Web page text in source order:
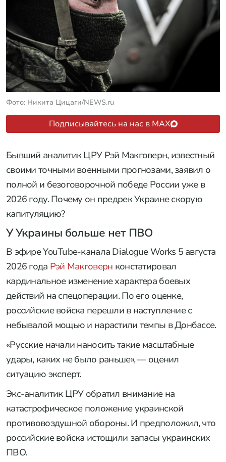
Фото: Никита Цицаги/NEWS.ru
Подписывайтесь на нас в MAX
Бывший аналитик ЦРУ Рэй Макговерн, известный
своими точными военными прогнозами, заявил о
полной и безоговорочной победе России уже в
2026 году. Почему он предрек Украине скорую
капитуляцию?
У Украины больше нет ПВО
В эфире YouTube-канала Dialogue Works 5 августа
2026 года Рэй Макговерн констатировал
кардинальное изменение характера боевых
действий на спецоперации. По его оценке,
российские войска перешли в наступление с
небывалой мощью и нарастили темпы в Донбассе.
«Русские начали наносить такие масштабные
удары, каких не было раньше», — оценил
ситуацию эксперт.
Экс-аналитик ЦРУ обратил внимание на
катастрофическое положение украинской
противовоздушной обороны. И предположил, что
российские войска истощили запасы украинских
ПВО.